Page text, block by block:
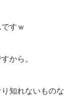
すｗ
から。
知れないものな